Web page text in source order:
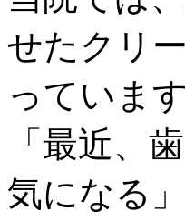
せたクリ
っています
「最近、
気になる